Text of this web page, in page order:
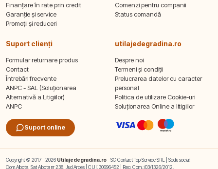
Finanțare în rate prin credit
Garanție și service
Promoții și reduceri
Comenzi pentru companii
Status comandă
Suport clienți
Formular returnare produs
Contact
Întrebări frecvente
ANPC - SAL (Soluționarea
Alternativă a Litigiilor)
ANPC
Suport online
utilajedegradina.ro
Despre noi
Termeni și condiții
Prelucrarea datelor cu caracter
personal
Politica de utilizare Cookie-uri
Soluționarea Online a litigiilor
Copyright © 2017 - 2026 Utilajedegradina.ro- SC Contact Top Service SRL | Sediu social:
Com.Albota, Sat Albota nr 238, Jud Arges | CUI: 30696452 | Reg. Com.: j03/1326/2012.